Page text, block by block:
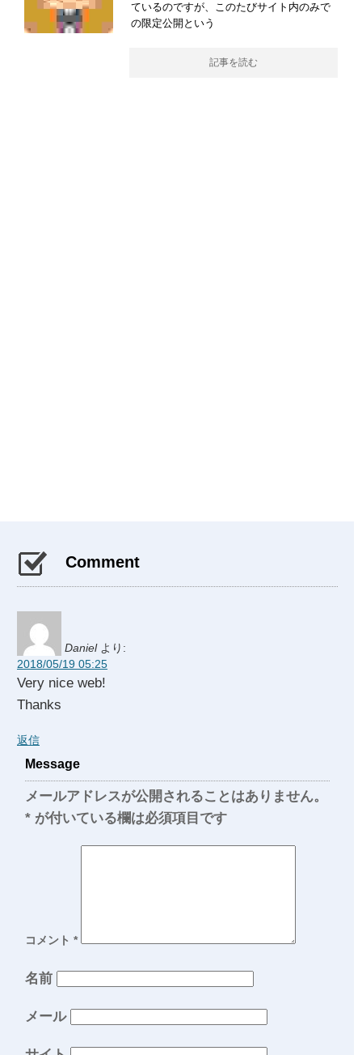
ているのですが、このたびサイト内のみで
の限定公開という
記事を読む
Comment
Daniel より:
2018/05/19 05:25
Very nice web!
Thanks
返信
Message
メールアドレスが公開されることはありません。
* が付いている欄は必須項目です
コメント *
名前
メール